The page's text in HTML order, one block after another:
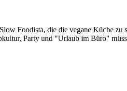
Foodista, die die vegane Küche zu
Party und "Urlaub im Büro"